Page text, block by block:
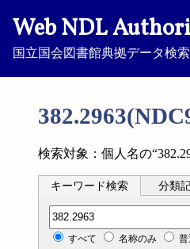
Web NDL
国立国会図書館典拠データ検
検索対象：個人名の
キーワード検索 分類
分類記号検索
すべて 名称のみ